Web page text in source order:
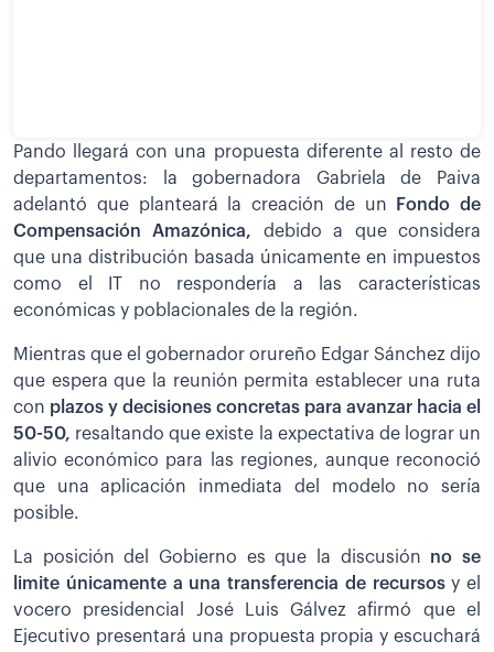
Pando llegará con una propuesta diferente al resto de
departamentos: la gobernadora Gabriela de Paiva
adelantó que planteará la creación de un
Fondo de
Compensación Amazónica, debido a que considera
que una distribución basada únicamente en impuestos
como el IT no respondería a las características
económicas y poblacionales de la región.
Mientras que el gobernador orureño Edgar Sánchez dijo
que espera que la reunión permita establecer una ruta
con plazos y decisiones concretas para avanzar hacia el
50-50, resaltando que existe la expectativa de lograr un
alivio económico para las regiones, aunque reconoció
que una aplicación inmediata del modelo no sería
posible.
La posición del Gobierno es que la discusión no se
limite únicamente a una transferencia de recursosy el
vocero presidencial José Luis Gálvez afirmó que el
Ejecutivo presentará una propuesta propia y escuchará